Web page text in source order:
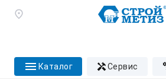
каталог сервис